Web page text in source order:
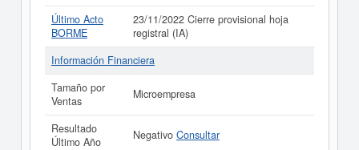
Último Acto
BORME
23/11/2022 Cierre provisional hoja
registral (IA)
Información Financiera
Tamaño por
Ventas
Microempresa
Resultado
Último Año
Negativo Consultar